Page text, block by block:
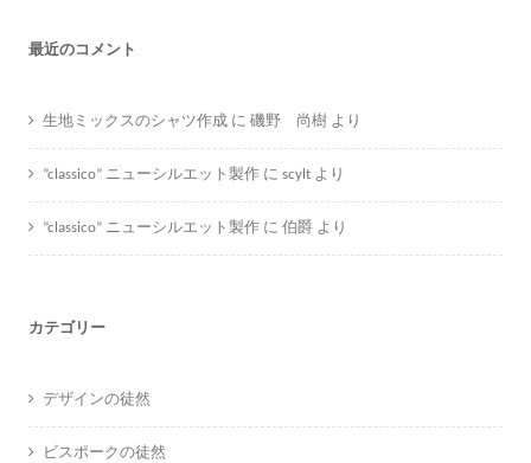
最近のコメント
生地ミックスのシャツ作成 に 磯野 尚樹 より
”classico” ニューシルエット製作 に scylt より
”classico” ニューシルエット製作 に 伯爵 より
カテゴリー
デザインの徒然
ビスポークの徒然